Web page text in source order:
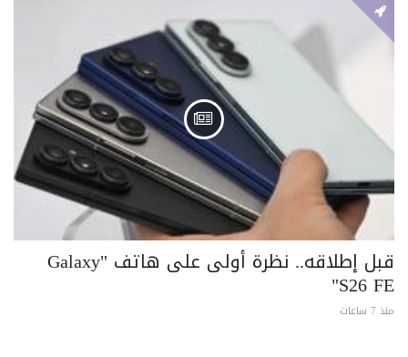
قبل إطلاقه.. نظرة أولى على هاتف "Galaxy
S26 FE"
منذ 7 ساعات